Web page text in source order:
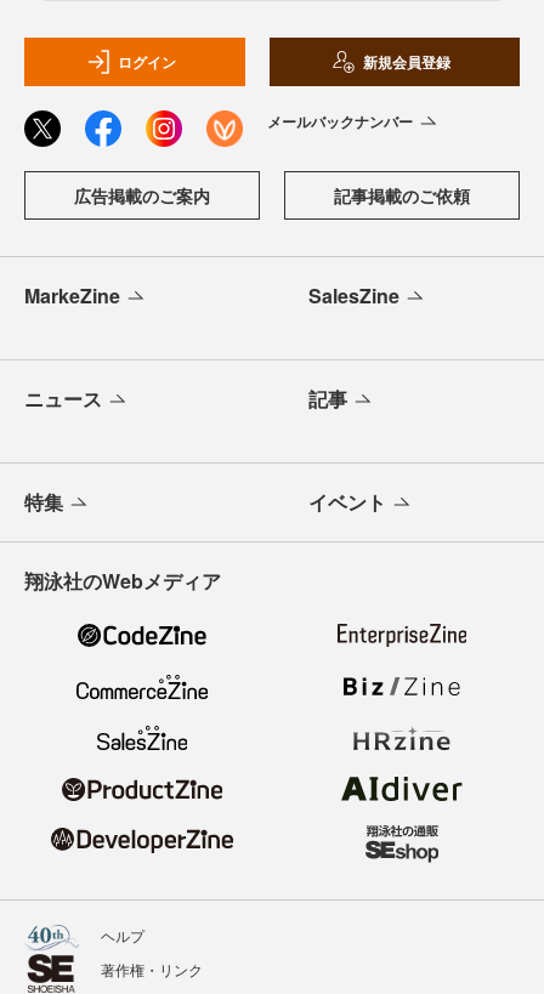
ログイン 新規会員登録
メールバックナンバー
広告掲載のご案内 記事掲載のご依頼
MarkeZine SalesZine
ニュース 記事
特集 イベント
翔泳社のWebメディア
ヘルプ
著作権・リンク